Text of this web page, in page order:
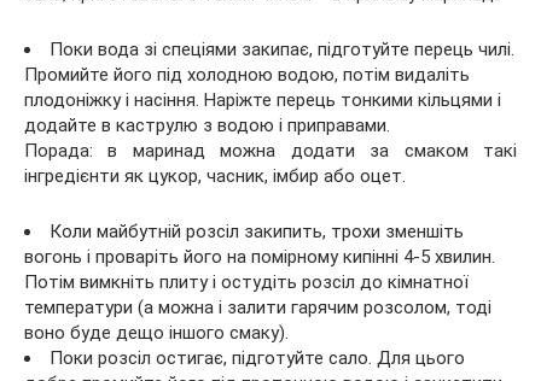
Поки вода зі спеціями закипає, підготуйте перець чилі.
Промийте його під холодною водою, потім видаліть
плодоніжку і насіння. Наріжте перець тонкими кільцями і
додайте в каструлю з водою і приправами.
Порада: в маринад можна додати за смаком такі
інгредієнти як цукор, часник, імбир або оцет.
Коли майбутній розсіл закипить, трохи зменшіть
вогонь і проваріть його на помірному кипінні 4-5 хвилин.
Потім вимкніть плиту і остудіть розсіл до кімнатної
температури (а можна і залити гарячим розсолом, тоді
воно буде дещо іншого смаку).
Поки розсіл остигає, підготуйте сало. Для цього